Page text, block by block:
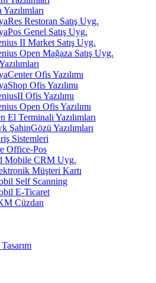
Restoran Satış Uyg.
Genel Satış Uyg.
II Market Satış Uyg.
Open Mağaza Satış Uyg.
Ofis Yazılımı
Ofis Yazılımı
Ofis Yazılımı
Open Ofis Yazılımı
El Terminali Yazılımları
ŞahinGözü Yazılımları
Sistemleri
Office-Pos
Mobile CRM Uyg.
Müşteri Kartı
Self Scanning
E-Ticaret
Cüzdan